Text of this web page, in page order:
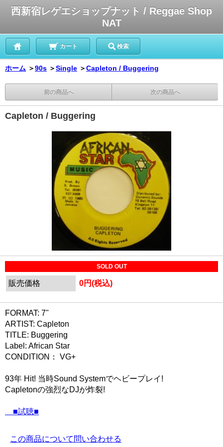
西新宿レゲエショップナット / Reggae Shop
NAT
カート 検索
ホーム ＞90s ＞Single ＞Capleton / Buggering
前の商品へ 次の商品へ
Capleton / Buggering
SOLD OUT
販売価格 0円(税込)
FORMAT: 7"
ARTIST: Capleton
TITLE: Buggering
Label: African Star
CONDITION： VG+
93年 Hit! 当時Sound Systemでヘビープレイ!
Capletonの強烈なDJが炸裂!
■試聴■
この商品について問い合わせる